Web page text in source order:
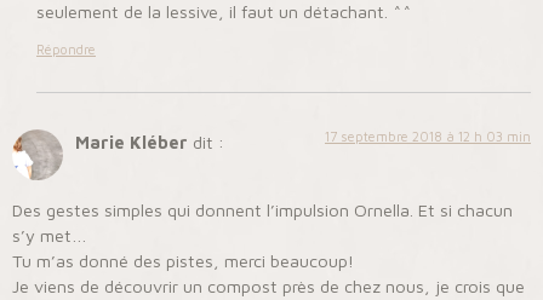
seulement de la lessive, il faut un détachant. ^^
Répondre
Marie Kléber dit : 17 septembre 2018 à 12 h 03 min
Des gestes simples qui donnent l’impulsion Ornella. Et si chacun
s’y met…
Tu m’as donné des pistes, merci beaucoup!
Je viens de découvrir un compost près de chez nous, je crois que